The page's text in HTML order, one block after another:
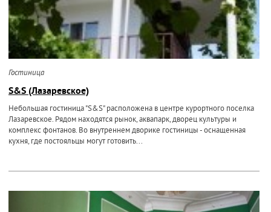
Гостиница
S&S (Лазаревское)
Небольшая гостиница "S&S" расположена в центре курортного поселка
Лазаревское. Рядом находятся рынок, аквапарк, дворец культуры и
комплекс фонтанов. Во внутреннем дворике гостиницы - оснащенная
кухня, где постояльцы могут готовить...